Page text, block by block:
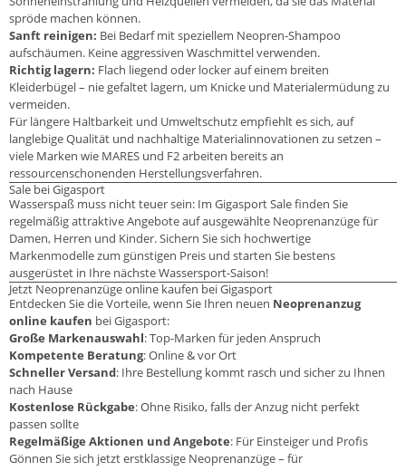
spröde machen können.
Sanft reinigen: Bei Bedarf mit speziellem Neopren-Shampoo
aufschäumen. Keine aggressiven Waschmittel verwenden.
Richtig lagern: Flach liegend oder locker auf einem breiten
Kleiderbügel – nie gefaltet lagern, um Knicke und Materialermüdung zu
vermeiden.
Für längere Haltbarkeit und Umweltschutz empfiehlt es sich, auf
langlebige Qualität und nachhaltige Materialinnovationen zu setzen –
viele Marken wie MARES und F2 arbeiten bereits an
ressourcenschonenden Herstellungsverfahren.
Sale bei Gigasport
Wasserspaß muss nicht teuer sein: Im Gigasport Sale finden Sie
regelmäßig attraktive Angebote auf ausgewählte Neoprenanzüge für
Damen, Herren und Kinder. Sichern Sie sich hochwertige
Markenmodelle zum günstigen Preis und starten Sie bestens
ausgerüstet in Ihre nächste Wassersport-Saison!
Jetzt Neoprenanzüge online kaufen bei Gigasport
Entdecken Sie die Vorteile, wenn Sie Ihren neuen Neoprenanzug
online kaufen bei Gigasport:
Große Markenauswahl: Top-Marken für jeden Anspruch
Kompetente Beratung: Online & vor Ort
Schneller Versand: Ihre Bestellung kommt rasch und sicher zu Ihnen
nach Hause
Kostenlose Rückgabe: Ohne Risiko, falls der Anzug nicht perfekt
passen sollte
Regelmäßige Aktionen und Angebote: Für Einsteiger und Profis
Gönnen Sie sich jetzt erstklassige Neoprenanzüge – für